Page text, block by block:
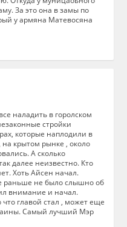
За это она в замы по
у армяна Матевосяна
наладить в горолском
стройки
которые наплодили в
крытом рынке , около
А сколько
далее неизвестно. Кто
Хоть Айсен начал.
раньше не было слышно об
внимание и начал.
главой стал , может еще
Самый лучший Мэр